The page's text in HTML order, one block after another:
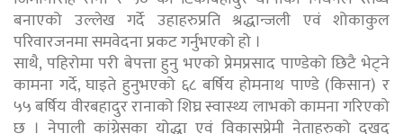
बनाएको उल्लेख गर्दे उहाहरुप्रति श्रद्धान्जली एवं शोकाकुल
परिवारजनमा समवेदना प्रकट गर्नुभएको हो ।
साथै, पहिरोमा परी बेपत्ता हुनु भएको प्रेमप्रसाद पाण्डेको छिटै भेट्ने
कामना गर्दे, घाइते हुनुभएको ६८ बर्षिय होमनाथ पाण्डे (किसान) र
५५ बर्षिय वीरबहादुर रानाको शिघ्र स्वास्थ्य लाभको कामना गरिएको
छ । नेपाली कांग्रेसका योद्धा एवं विकासप्रेमी नेताहरुको दुखद